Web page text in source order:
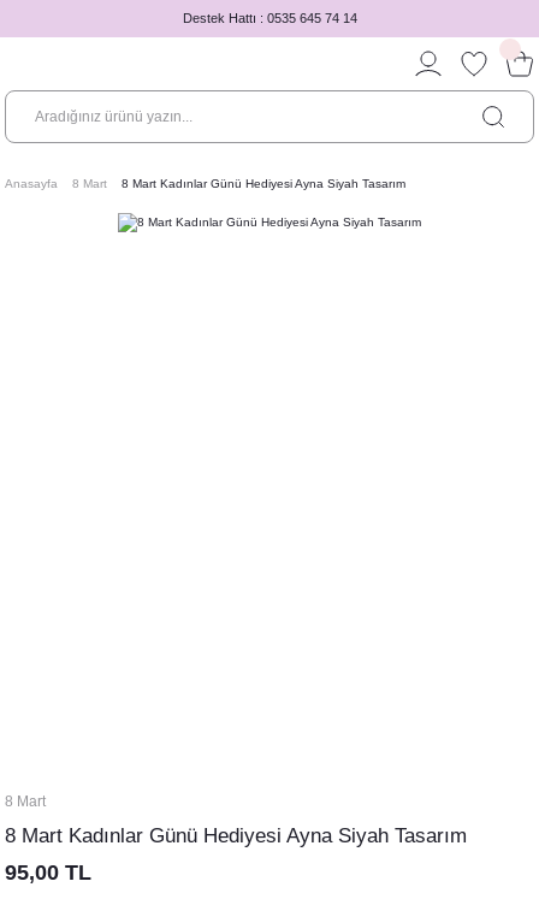
Destek Hattı : 0535 645 74 14
Anasayfa 8 Mart 8 Mart Kadınlar Günü Hediyesi Ayna Siyah Tasarım
8 Mart
8 Mart Kadınlar Günü Hediyesi Ayna Siyah Tasarım
95,00 TL